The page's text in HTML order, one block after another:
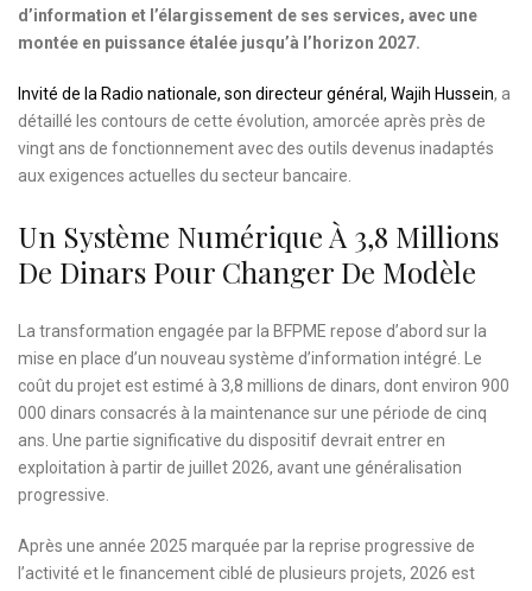
d’information et l’élargissement de ses services, avec une
montée en puissance étalée jusqu’à l’horizon 2027.
Invité de la Radio nationale, son directeur général, Wajih Hussein, a
détaillé les contours de cette évolution, amorcée après près de
vingt ans de fonctionnement avec des outils devenus inadaptés
aux exigences actuelles du secteur bancaire.
Un Système Numérique À 3,8 Millions
De Dinars Pour Changer De Modèle
La transformation engagée par la BFPME repose d’abord sur la
mise en place d’un nouveau système d’information intégré. Le
coût du projet est estimé à 3,8 millions de dinars, dont environ 900
000 dinars consacrés à la maintenance sur une période de cinq
ans. Une partie significative du dispositif devrait entrer en
exploitation à partir de juillet 2026, avant une généralisation
progressive.
Après une année 2025 marquée par la reprise progressive de
l’activité et le financement ciblé de plusieurs projets, 2026 est